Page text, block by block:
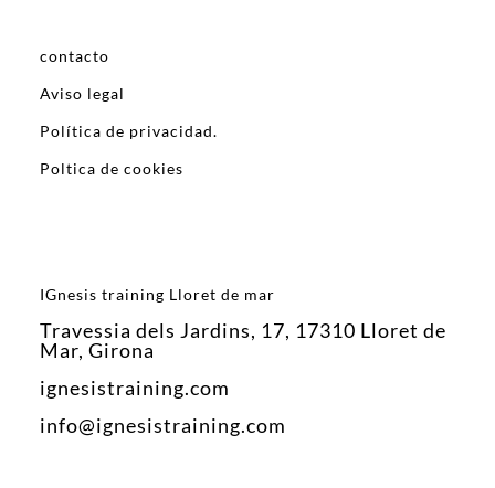
contacto
Aviso legal
Política de privacidad.
Poltica de cookies
IGnesis training Lloret de mar
Travessia dels Jardins, 17, 17310 Lloret de
Mar, Girona
ignesistraining.com
info@ignesistraining.com